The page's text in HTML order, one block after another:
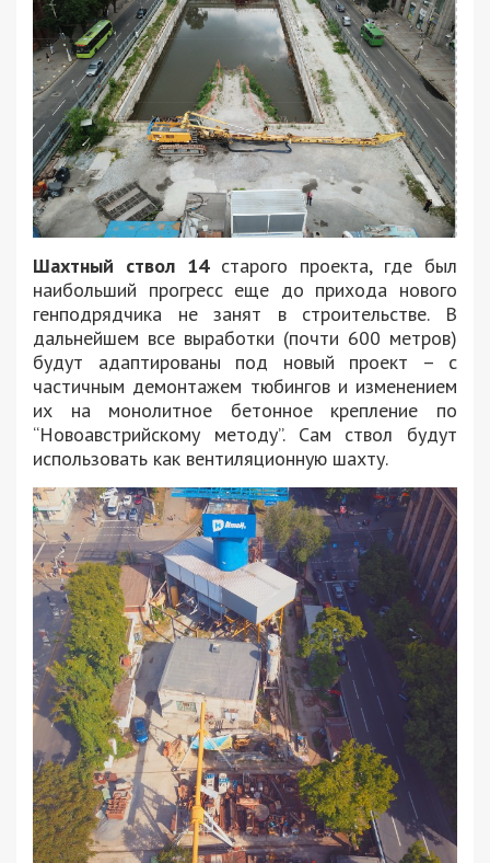
Шахтный ствол 14старого проекта, где был
наибольший прогресс еще до прихода нового
генподрядчика не занят в строительстве. В
дальнейшем все выработки (почти 600 метров)
будут адаптированы под новый проект – с
частичным демонтажем тюбингов и изменением
их на монолитное бетонное крепление по
“Новоавстрийскому методу”. Сам ствол будут
использовать как вентиляционную шахту.